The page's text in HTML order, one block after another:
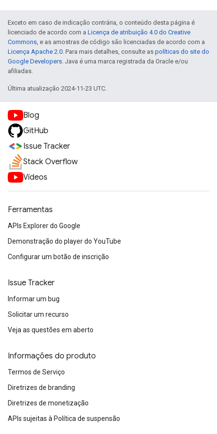
Exceto em caso de indicação contrária, o conteúdo desta página é
licenciado de acordo com a Licença de atribuição 4.0 do Creative
Commons, e as amostras de código são licenciadas de acordo com a
Licença Apache 2.0. Para mais detalhes, consulte as políticas do site do
Google Developers. Java é uma marca registrada da Oracle e/ou
afiliadas.
Última atualização 2024-11-23 UTC.
Blog
GitHub
Issue Tracker
Stack Overflow
Vídeos
Ferramentas
APIs Explorer do Google
Demonstração do player do YouTube
Configurar um botão de inscrição
Issue Tracker
Informar um bug
Solicitar um recurso
Veja as questões em aberto
Informações do produto
Termos de Serviço
Diretrizes de branding
Diretrizes de monetização
APIs sujeitas à Política de suspensão